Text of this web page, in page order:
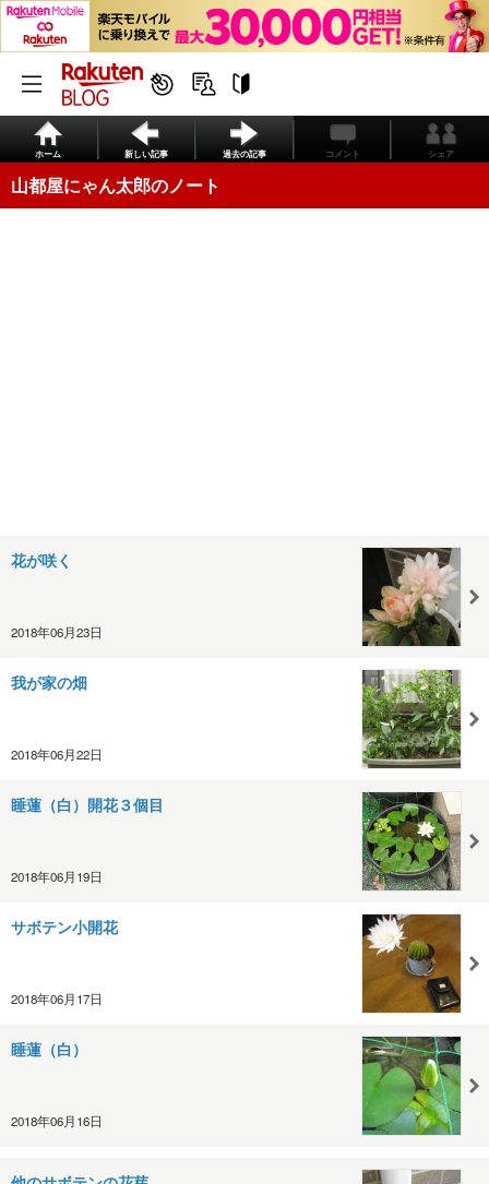
ホーム 新しい記事 過去の記事 コメント シェア
山都屋にゃん太郎のノート
花が咲く
2018年06月23日
我が家の畑
2018年06月22日
睡蓮（白）開花３個目
2018年06月19日
サボテン小開花
2018年06月17日
睡蓮（白）
2018年06月16日